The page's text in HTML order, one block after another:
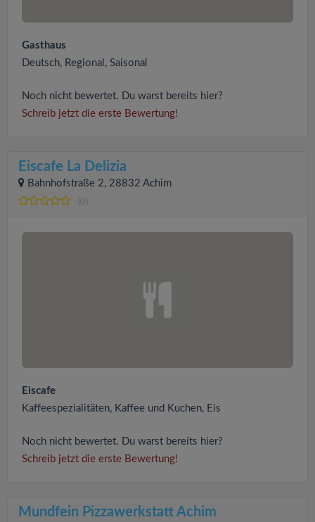
Gasthaus
Deutsch, Regional, Saisonal
Noch nicht bewertet. Du warst bereits hier?
Schreib jetzt die erste Bewertung!
Eiscafe La Delizia
Bahnhofstraße 2, 28832 Achim
(0)
Eiscafe
Kaffeespezialitäten, Kaffee und Kuchen, Eis
Noch nicht bewertet. Du warst bereits hier?
Schreib jetzt die erste Bewertung!
Mundfein Pizzawerkstatt Achim